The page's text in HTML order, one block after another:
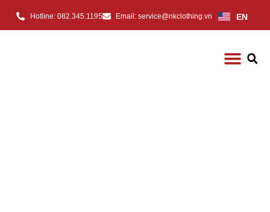
Hotline: 082.345.1195 Email: service@nkclothing.vn EN